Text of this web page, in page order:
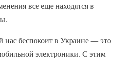
все еще находятся в
нас беспокоит в Украине — это
электроники. С этим